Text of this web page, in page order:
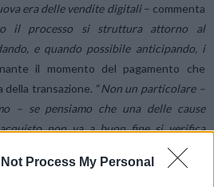
Not Process My Personal
era delle vendite digitali– commenta
il processo si struttura attorno al
e quando possibile anticipando, i
il momento del pagamento che
transazione. “Non un particolare –
– se pensiamo che una delle cause
non va a buon fine si verifica
la propria valuta al momento di
perché sicurezza e innovazione in